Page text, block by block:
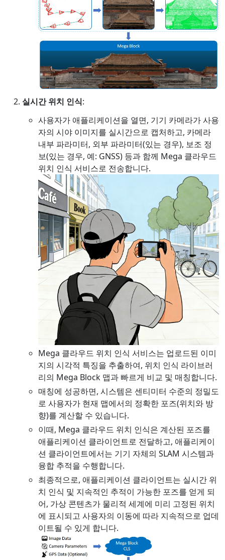
실시간 위치 인식:
사용자가 애플리케이션을 열면, 기기 카메라가 사용
자의 시야 이미지를 실시간으로 캡처하고, 카메라
내부 파라미터, 외부 파라미터(있는 경우), 보조 정
보(있는 경우, 예: GNSS) 등과 함께 Mega 클라우드
위치 인식 서비스로 전송합니다.
Mega 클라우드 위치 인식 서비스는 업로드된 이미
지의 시각적 특징을 추출하여, 위치 인식 라이브러
리의 Mega Block 맵과 빠르게 비교 및 매칭합니다.
매칭에 성공하면, 시스템은 센티미터 수준의 정밀도
로 사용자가 현재 맵에서의 정확한 포즈(위치와 방
향)를 계산할 수 있습니다.
이때, Mega 클라우드 위치 인식은 계산된 포즈를
애플리케이션 클라이언트로 전달하고, 애플리케이
션 클라이언트에서는 기기 자체의 SLAM 시스템과
융합 추적을 수행합니다.
최종적으로, 애플리케이션 클라이언트는 실시간 위
치 인식 및 지속적인 추적이 가능한 포즈를 얻게 되
어, 가상 콘텐츠가 물리적 세계에 미리 고정된 위치
에 표시되고 사용자의 이동에 따라 지속적으로 업데
이트될 수 있게 합니다.